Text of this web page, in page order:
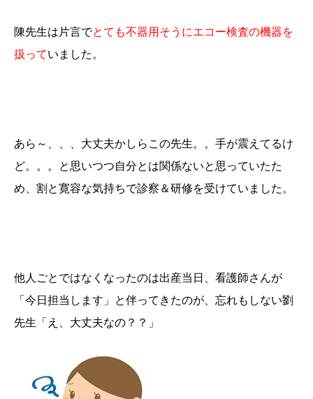
陳先生は片言でとても不器用そうにエコー検査の機器を
扱っていました。
あら～、、、大丈夫かしらこの先生。。手が震えてるけ
ど。。。と思いつつ自分とは関係ないと思っていたた
め、割と寛容な気持ちで診察＆研修を受けていました。
他人ごとではなくなったのは出産当日、看護師さんが
「今日担当します」と伴ってきたのが、忘れもしない劉
先生「え、大丈夫なの？？」